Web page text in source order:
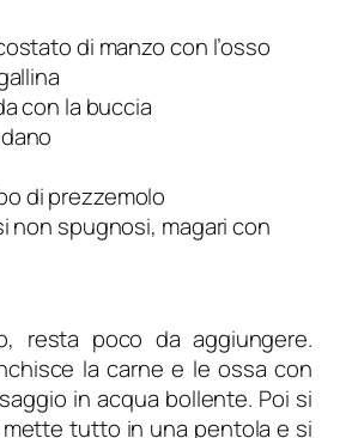
di manzo con l’osso
con la buccia
di prezzemolo
non spugnosi, magari con
resta poco da aggiungere.
la carne e le ossa con
in acqua bollente. Poi si
tutto in una pentola e si